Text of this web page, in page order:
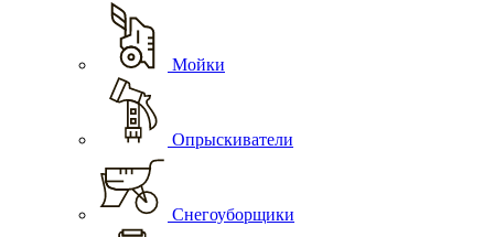
Мойки
Опрыскиватели
Снегоуборщики